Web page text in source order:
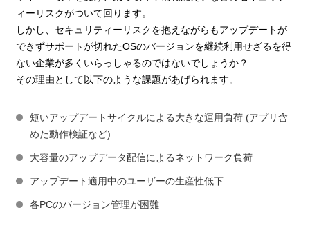
ィーリスクがついて回ります。
しかし、セキュリティーリスクを抱えながらもアップデートが
できずサポートが切れたOSのバージョンを継続利用せざるを得
ない企業が多くいらっしゃるのではないでしょうか？
その理由として以下のような課題があげられます。
短いアップデートサイクルによる大きな運用負荷 (アプリ含
めた動作検証など)
大容量のアップデータ配信によるネットワーク負荷
アップデート適用中のユーザーの生産性低下
各PCのバージョン管理が困難